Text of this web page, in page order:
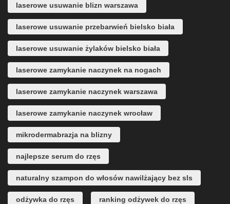
laserowe usuwanie blizn warszawa
laserowe usuwanie przebarwień bielsko biała
laserowe usuwanie żylaków bielsko biała
laserowe zamykanie naczynek na nogach
laserowe zamykanie naczynek warszawa
laserowe zamykanie naczynek wrocław
mikrodermabrazja na blizny
najlepsze serum do rzęs
naturalny szampon do włosów nawilżający bez sls
odżywka do rzęs ranking odżywek do rzęs